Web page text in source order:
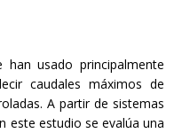
usado principalmente
caudales máximos de
A partir de sistemas
este estudio se evalúa una